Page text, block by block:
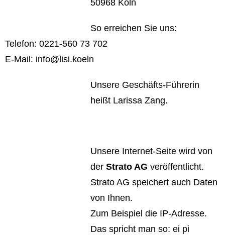
50968 Köln
So erreichen Sie uns:
Telefon: 0221-560 73 702
E-Mail: info@lisi.koeln
Unsere Geschäfts-Führerin
heißt Larissa Zang.
Unsere Internet-Seite wird von
der Strato AG veröffentlicht.
Strato AG speichert auch Daten
von Ihnen.
Zum Beispiel die IP-Adresse.
Das spricht man so: ei pi